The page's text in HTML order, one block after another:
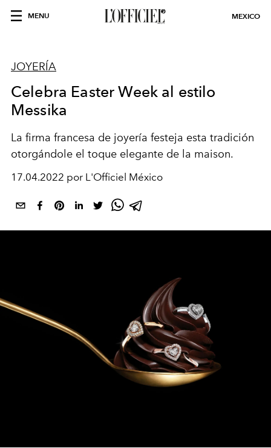
MENU MEXICO
JOYERÍA
Celebra Easter Week al estilo
Messika
La firma francesa de joyería festeja esta tradición
otorgándole el toque elegante de la maison.
17.04.2022 por L'Officiel México